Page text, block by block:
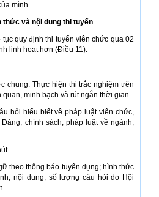
mình.
thức và nội dung thi tuyển
tục quy định thi tuyển viên chức qua 02
linh hoạt hơn (Điều 11).
chung: Thực hiện thi trắc nghiệm trên
quan, minh bạch và rút ngắn thời gian.
hỏi hiểu biết về pháp luật viên chức,
chính sách, pháp luật về ngành,
theo thông báo tuyển dụng; hình thức
nội dung, số lượng câu hỏi do Hội